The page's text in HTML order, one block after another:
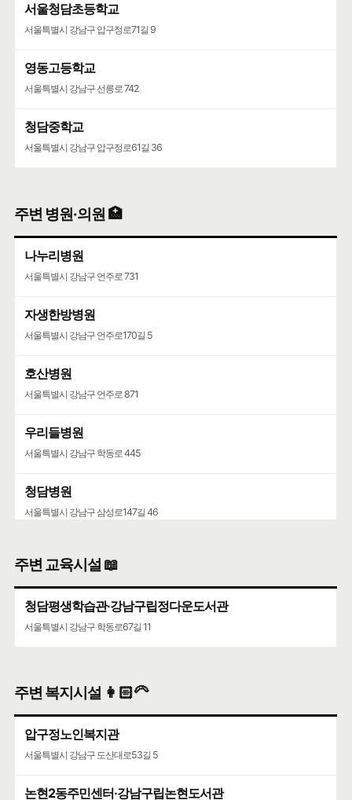
서울청담초등학교
서울특별시 강남구 압구정로71길 9
영동고등학교
서울특별시 강남구 선릉로 742
청담중학교
서울특별시 강남구 압구정로61길 36
주변 병원·의원 🏥
나누리병원
서울특별시 강남구 언주로 731
자생한방병원
서울특별시 강남구 언주로170길 5
호산병원
서울특별시 강남구 언주로 871
우리들병원
서울특별시 강남구 학동로 445
청담병원
서울특별시 강남구 삼성로147길 46
주변 교육시설 📖
청담평생학습관·강남구립정다운도서관
서울특별시 강남구 학동로67길 11
주변 복지시설 👩🏻‍🦳
압구정노인복지관
서울특별시 강남구 도산대로53길 5
논현2동주민센터·강남구립논현도서관